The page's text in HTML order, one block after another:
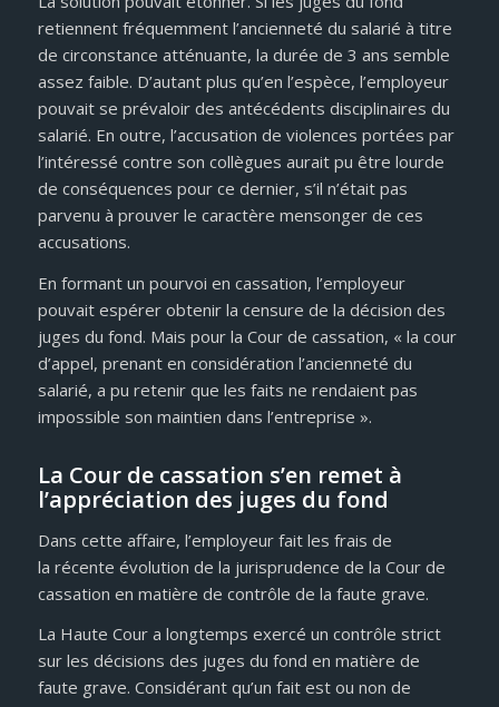
retiennent fréquemment l’ancienneté du salarié à titre
de circonstance atténuante, la durée de 3 ans semble
assez faible. D’autant plus qu’en l’espèce, l’employeur
pouvait se prévaloir des antécédents disciplinaires du
salarié. En outre, l’accusation de violences portées par
l’intéressé contre son collègues aurait pu être lourde
de conséquences pour ce dernier, s’il n’était pas
parvenu à prouver le caractère mensonger de ces
accusations.
En formant un pourvoi en cassation, l’employeur
pouvait espérer obtenir la censure de la décision des
juges du fond. Mais pour la Cour de cassation, « la cour
d’appel, prenant en considération l’ancienneté du
salarié, a pu retenir que les faits ne rendaient pas
impossible son maintien dans l’entreprise ».
La Cour de cassation s’en remet à
l’appréciation des juges du fond
Dans cette affaire, l’employeur fait les frais de
la récente évolution de la jurisprudence de la Cour de
cassation en matière de contrôle de la faute grave.
La Haute Cour a longtemps exercé un contrôle strict
sur les décisions des juges du fond en matière de
faute grave. Considérant qu’un fait est ou non de